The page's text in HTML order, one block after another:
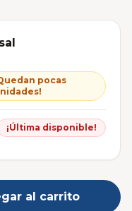
pocas
¡Última disponible!
al carrito